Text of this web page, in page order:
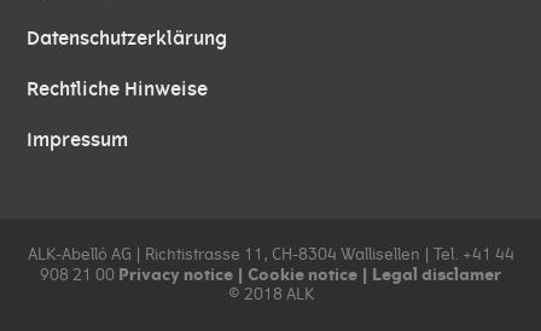
Datenschutzerklärung
Rechtliche Hinweise
Impressum
ALK-Abelló AG | Richtistrasse 11, CH-8304 Wallisellen | Tel. +41 44
908 21 00 Privacy notice | Cookie notice | Legal disclamer
© 2018 ALK